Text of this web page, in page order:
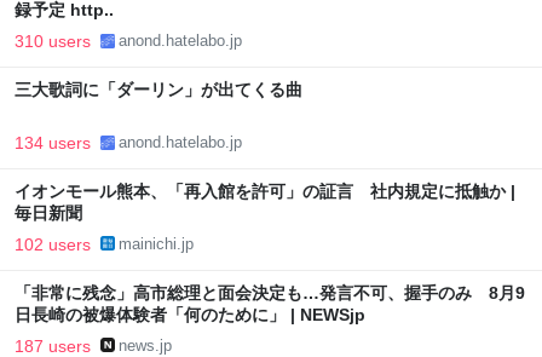
録予定 http..
310 users anond.hatelabo.jp
三大歌詞に「ダーリン」が出てくる曲
134 users anond.hatelabo.jp
イオンモール熊本、「再入館を許可」の証言 社内規定に抵触か |
毎日新聞
102 users mainichi.jp
「非常に残念」高市総理と面会決定も…発言不可、握手のみ 8月9
日長崎の被爆体験者「何のために」 | NEWSjp
187 users news.jp